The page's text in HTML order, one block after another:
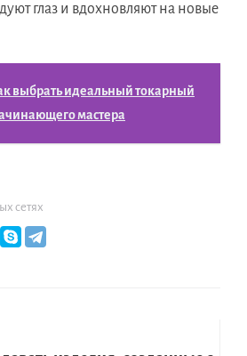
глаз и вдохновляют на новые
выбрать идеальный токарный
мастера
сетях